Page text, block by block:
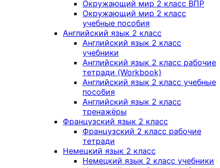
Окружающий мир 2 класс ВПР
Окружающий мир 2 класс
учебные пособия
Английский язык 2 класс
Английский язык 2 класс
учебники
Английский язык 2 класс рабочие
тетради (Workbook)
Английский язык 2 класс учебные
пособия
Английский язык 2 класс
тренажёры
Французский язык 2 класс
Французский 2 класс рабочие
тетради
Немецкий язык 2 класс
Немецкий язык 2 класс учебники